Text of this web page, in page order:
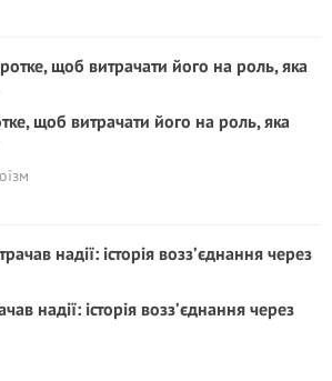
щоб витрачати його на роль, яка
надії: історія возз’єднання через